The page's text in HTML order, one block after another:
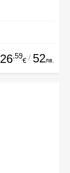
26.59
€ / 52лв.